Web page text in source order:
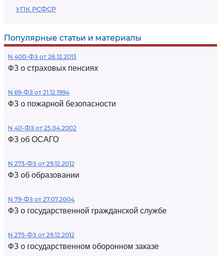
УПК РСФСР
Популярные статьи и материалы
N 400-ФЗ от 28.12.2013
ФЗ о страховых пенсиях
N 69-ФЗ от 21.12.1994
ФЗ о пожарной безопасности
N 40-ФЗ от 25.04.2002
ФЗ об ОСАГО
N 273-ФЗ от 29.12.2012
ФЗ об образовании
N 79-ФЗ от 27.07.2004
ФЗ о государственной гражданской службе
N 275-ФЗ от 29.12.2012
ФЗ о государственном оборонном заказе